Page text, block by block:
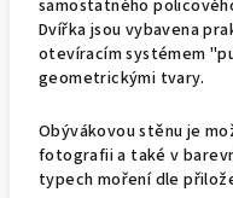
samostatného
Dvířka jsou vybavena
otevíracím systémem
geometrickými tvary.
Obývákovou stěnu je
fotografii a také v
typech moření dle